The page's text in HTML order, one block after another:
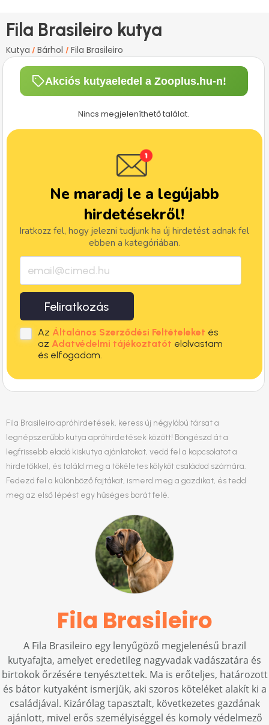
Fila Brasileiro kutya
Kutya / Bárhol / Fila Brasileiro
Akciós kutyaeledel a Zooplus.hu-n!
Nincs megjeleníthető találat.
Ne maradj le a legújabb
hirdetésekről!
Iratkozz fel, hogy jelezni tudjunk ha új hirdetést adnak fel
ebben a kategóriában.
Feliratkozás
Az Általános Szerződési Feltételeket és
az Adatvédelmi tájékoztatót elolvastam
és elfogadom.
Fila Brasileiro apróhirdetések, keress új négylábú társat a
legnépszerűbb kutya apróhirdetések között! Böngészd át a
legfrissebb eladó kiskutya ajánlatokat, vedd fel a kapcsolatot a
hirdetőkkel, és találd meg a tökéletes kölyköt családod számára.
Fedezd fel a különböző fajtákat, ismerd meg a gazdikat, és tedd
meg az első lépést egy hűséges barát felé.
Fila Brasileiro
A Fila Brasileiro egy lenyűgöző megjelenésű brazil
kutyafajta, amelyet eredetileg nagyvadak vadászatára és
birtokok őrzésére tenyésztettek. Ma is erőteljes, határozott
és bátor kutyaként ismerjük, aki szoros köteléket alakít ki a
családjával. Kizárólag tapasztalt, következetes gazdának
ajánlott, mivel erős személyiséggel és komoly védelmező